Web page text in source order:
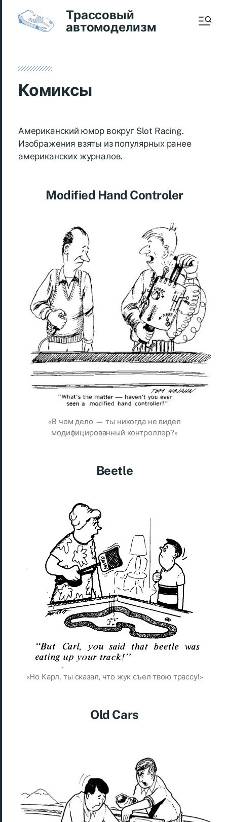
Трассовый
автомоделизм
Комиксы
Американский юмор вокруг Slot Racing.
Изображения взяты из популярных ранее
американских журналов.
Modified Hand Controler
«В чем дело — ты никогда не видел
модифицированный контроллер?»
Beetle
«Но Карл, ты сказал, что жук съел твою трассу!»
Old Cars